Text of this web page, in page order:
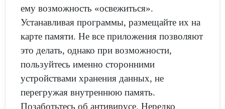
ему возможность «освежиться».
Устанавливая программы, размещайте их на
карте памяти. Не все приложения позволяют
это делать, однако при возможности,
пользуйтесь именно сторонними
устройствами хранения данных, не
перегружая внутреннюю память.
Позаботьтесь об антивирусе. Нередко